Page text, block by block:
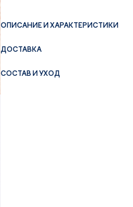
ОПИСАНИЕ И ХАРАКТЕРИСТИКИ
ДОСТАВКА
СОСТАВ И УХОД